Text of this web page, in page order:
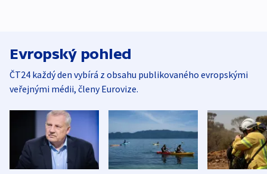
Evropský pohled
ČT24 každý den vybírá z obsahu publikovaného evropskými
veřejnými médii, členy Eurovize.